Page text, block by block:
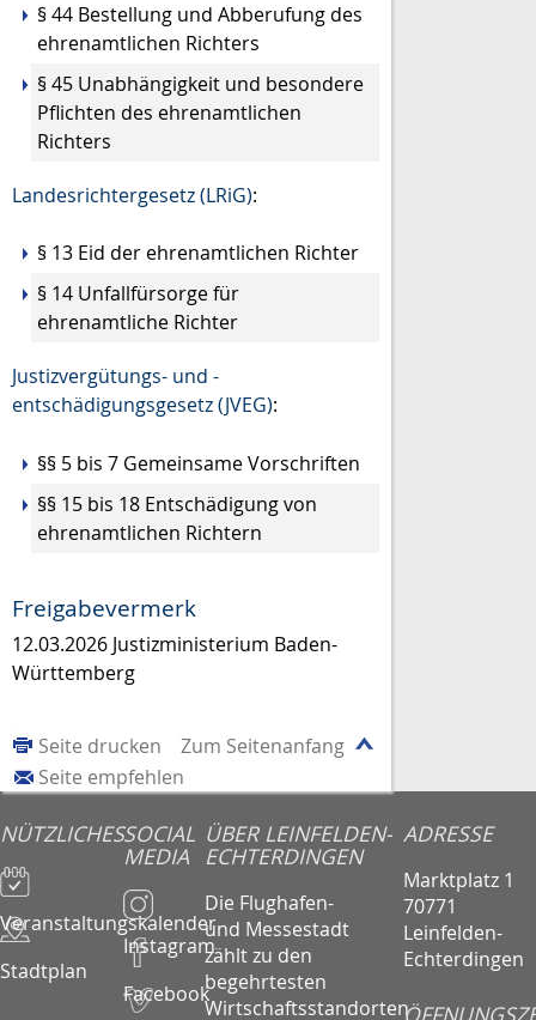
§ 44 Bestellung und Abberufung des
ehrenamtlichen Richters
§ 45 Unabhängigkeit und besondere
Pflichten des ehrenamtlichen
Richters
Landesrichtergesetz (LRiG):
§ 13 Eid der ehrenamtlichen Richter
§ 14 Unfallfürsorge für
ehrenamtliche Richter
Justizvergütungs- und -
entschädigungsgesetz (JVEG):
§§ 5 bis 7 Gemeinsame Vorschriften
§§ 15 bis 18 Entschädigung von
ehrenamtlichen Richtern
Freigabevermerk
12.03.2026 Justizministerium Baden-
Württemberg
Zum Seitenanfang
Seite drucken
Seite empfehlen
NÜTZLICHES
Veranstaltungskalender
Stadtplan
SOCIAL
MEDIA
Instagram
Facebook
ÜBER LEINFELDEN-
ECHTERDINGEN
Die Flughafen-
und Messestadt
zählt zu den
begehrtesten
Wirtschaftsstandorten
ADRESSE
Marktplatz 1
70771
Leinfelden-
Echterdingen